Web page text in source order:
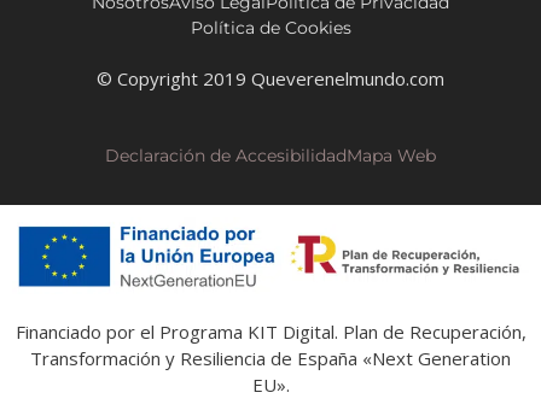
Política de Cookies
© Copyright 2019 Queverenelmundo.com
Declaración de AccesibilidadMapa Web
Financiado por el Programa KIT Digital. Plan de Recuperación,
Transformación y Resiliencia de España «Next Generation
EU».